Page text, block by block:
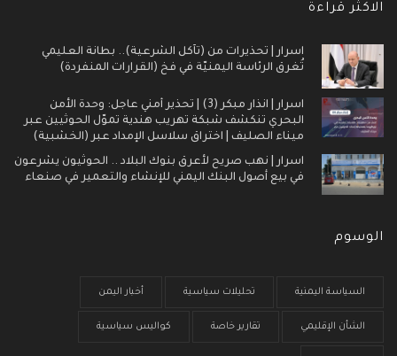
الاكثر قراءة
اسرار | تحذيرات من (تآكل الشرعية).. بطانة العليمي
تُغرق الرئاسة اليمنيّة في فخ (القرارات المنفردة)
اسرار | انذار مبكر (3) | تحذير أمني عاجل: وحدة الأمن
البحري تنكشف شبكة تهريب هندية تموّل الحوثيين عبر
ميناء الصليف | اختراق سلاسل الإمداد عبر (الخشبية)
اسرار | نهب صريح لأعرق بنوك البلاد .. الحوثيون يشرعون
في بيع أصول البنك اليمني للإنشاء والتعمير في صنعاء
الوسوم
السياسة اليمنية تحليلات سياسية أخبار اليمن
الشأن الإقليمي تقارير خاصة كواليس سياسية